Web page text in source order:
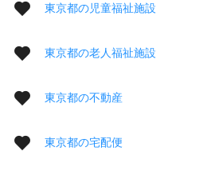
東京都の児童福祉施設
東京都の老人福祉施設
東京都の不動産
東京都の宅配便